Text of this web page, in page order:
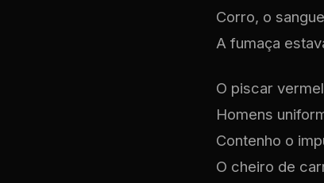
Corro, o
A fumaça
O piscar
Homens
Contenho o
O cheiro de